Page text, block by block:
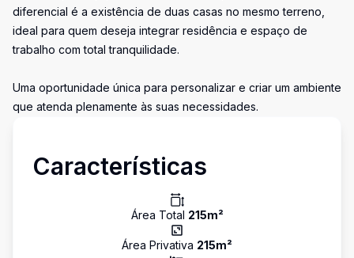
diferencial é a existência de duas casas no mesmo terreno,
ideal para quem deseja integrar residência e espaço de
trabalho com total tranquilidade.
Uma oportunidade única para personalizar e criar um ambiente
que atenda plenamente às suas necessidades.
Características
Área Total 215m²
Área Privativa 215m²